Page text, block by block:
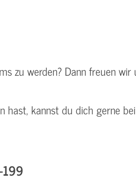
zu werden? Dann freuen
hast, kannst du dich gerne